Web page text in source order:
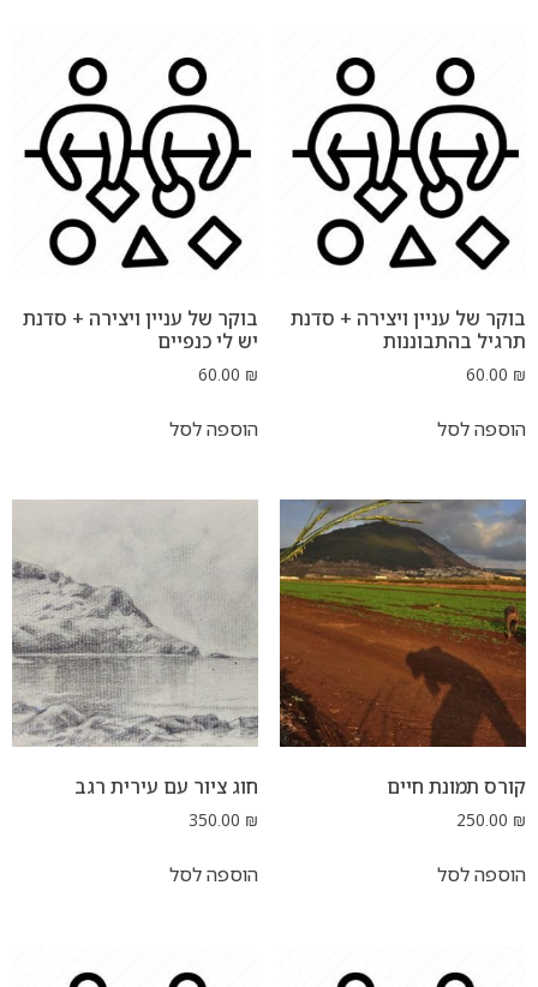
ויצירה + סדנת
בוקר של עניין ויצירה + סדנת
יש לי כנפיים
הוספה לסל
חיים חוג ציור עם עירית רגב
הוספה לסל